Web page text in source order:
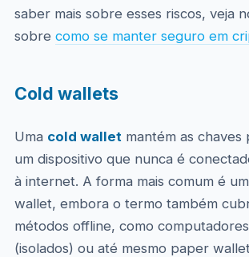
saber mais sobre esses riscos, veja
sobre como se manter seguro em
Cold wallets
Uma cold walletmantém as chaves
um dispositivo que nunca é
à internet. A forma mais comum é
wallet, embora o termo também
métodos offline, como
(isolados) ou até mesmo paper